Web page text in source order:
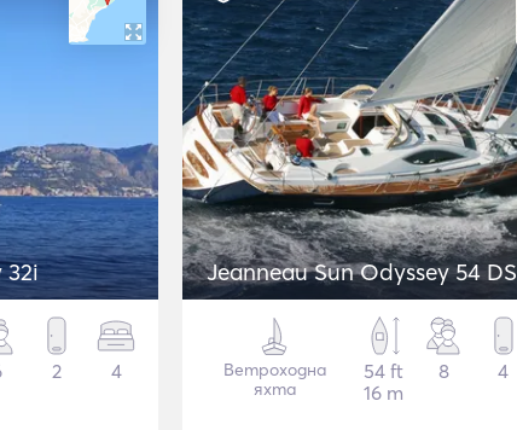
32i
2 4
Jeanneau Sun Odyssey 54 DS
Ветроходна
яхта
54 ft
16 m
8 4